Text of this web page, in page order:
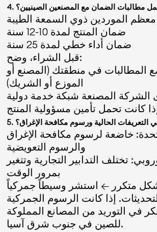
مطالبات الضمان مع المصنعين الصينيين؟
ضمان المنتج لمدة 10-12 سنة
ضمان أداء خطي لمدة 25 سنة
قبل الشراء، وضح:
المطالبات في منطقتك (المصنع أو
الموزع أو الشريك)
الشركة المصنعة شبكة خدمة دولية
كانت تحمل تأمين مسؤولية المنتج
هي التعريفات الحالية ورسوم مكافحة الإغراق؟
خاضعة لرسوم مكافحة الإغراق
والرسوم التعويضية
تختلف التدابير التجارية وتتغير
بمرور الوقت
بشكل متكرر ← استشر وسيطاً جمركياً
إذا كانت الرسوم الجمركية
في التوريد من المصانع المملوكة
للصين في جنوب شرق آسيا.